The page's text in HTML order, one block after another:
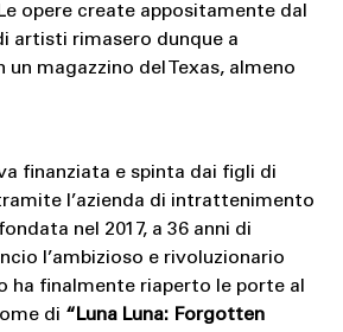
opere create appositamente dal
artisti rimasero dunque a
un magazzino del Texas, almeno
finanziata e spinta dai figli di
l’azienda di intrattenimento
nel 2017, a 36 anni di
l’ambizioso e rivoluzionario
ha finalmente riaperto le porte al
di “Luna Luna: Forgotten